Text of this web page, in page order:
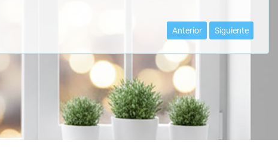
Anterior Siguiente